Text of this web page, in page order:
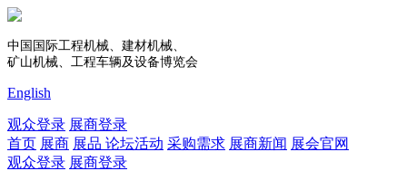
中国国际工程机械、建材机械、
矿山机械、工程车辆及设备博览会
English
观众登录 展商登录
首页 展商 展品 论坛活动 采购需求 展商新闻 展会官网
观众登录 展商登录